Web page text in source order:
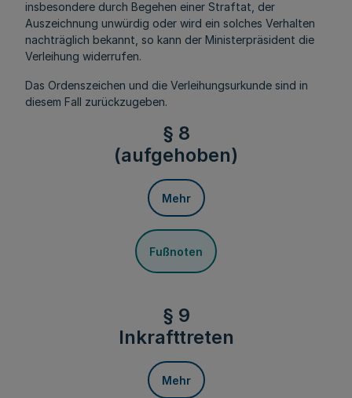
insbesondere durch Begehen einer Straftat, der
Auszeichnung unwürdig oder wird ein solches Verhalten
nachträglich bekannt, so kann der Ministerpräsident die
Verleihung widerrufen.
Das Ordenszeichen und die Verleihungsurkunde sind in
diesem Fall zurückzugeben.
§ 8
(aufgehoben)
Mehr
Fußnoten
§ 9
Inkrafttreten
Mehr